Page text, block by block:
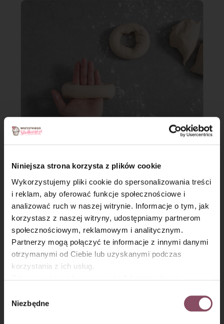
Niniejsza strona korzysta z plików cookie
Wykorzystujemy pliki cookie do spersonalizowania treści
i reklam, aby oferować funkcje społecznościowe i
analizować ruch w naszej witrynie. Informacje o tym, jak
korzystasz z naszej witryny, udostępniamy partnerom
społecznościowym, reklamowym i analitycznym.
Partnerzy mogą połączyć te informacje z innymi danymi
otrzymanymi od Ciebie lub uzyskanymi podczas
korzystania z ich usług.
Gdańsk (80-339) adres: Dickmana 14/15 więcej
informacji o przetwarzaniu danych osobowych oraz
zgody
Niezbędne
Zmniejsz moc palnika i wkładaj po 2 bajgle do gorącej wody.
Gotuj je przez około 1 minz obu stron.
×